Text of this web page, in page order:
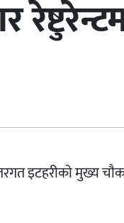
इटहरीकाे मुख्य